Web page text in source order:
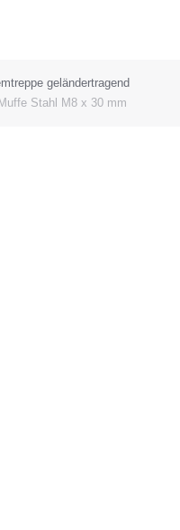
geländertragend
Stahl M8 x 30 mm